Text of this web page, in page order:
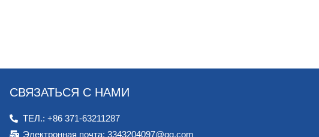
СВЯЗАТЬСЯ С НАМИ
ТЕЛ.: +86 371-63211287
Электронная почта: 3343204097@qq.com